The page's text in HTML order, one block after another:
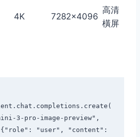
4K 7282×4096
高清
橫屏